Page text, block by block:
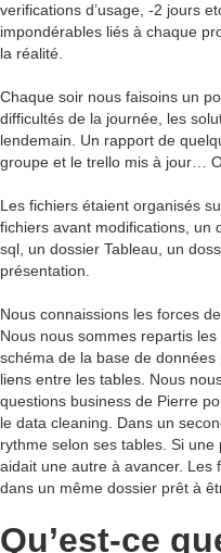
verifications d’usage, -2 jours
impondérables liés à chaque
la réalité.
Chaque soir nous faisoins un
difficultés de la journée, les
lendemain. Un rapport de
groupe et le trello mis à jour…
Les fichiers étaient organisés
fichiers avant modifications, un
sql, un dossier Tableau, un
présentation.
Nous connaissions les forces
Nous nous sommes repartis
schéma de la base de
liens entre les tables. Nous
questions business de Pierre
le data cleaning. Dans un
rythme selon ses tables. Si une
aidait une autre à avancer. Les
dans un même dossier prêt à
Qu’est-ce